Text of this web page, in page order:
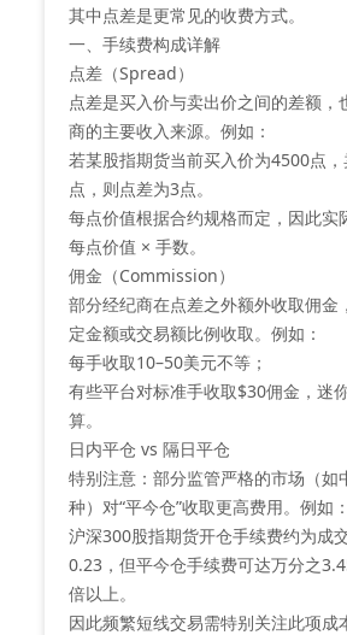
其中‌点差是更常见的收费方式‌。
一、手续费构成详解
‌点差（Spread）‌
点差是买入价与卖出价之间的差额，
商的主要收入来源。例如：
若某股指期货当前买入价为4500点
点，则点差为3点。
每点价值根据合约规格而定，因此实
每点价值 × 手数。
‌佣金（Commission）‌
部分经纪商在点差之外额外收取佣金
定金额或交易额比例收取。例如：
每手收取10–50美元不等；
有些平台对标准手收取$30佣金，迷
算。
‌日内平仓 vs 隔日平仓‌
特别注意：部分监管严格的市场（如
种）对“平今仓”收取更高费用。例如：
沪深300股指期货开仓手续费约为成
0.23，但‌平今仓手续费可达万分之
倍以上。
因此频繁短线交易需特别关注此项成